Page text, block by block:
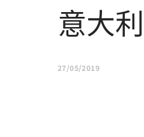
意大
27/05/2019